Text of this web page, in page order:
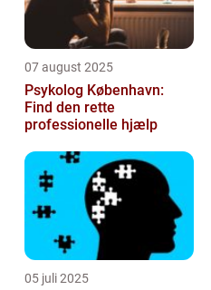
07 august 2025
Psykolog København:
Find den rette
professionelle hjælp
05 juli 2025